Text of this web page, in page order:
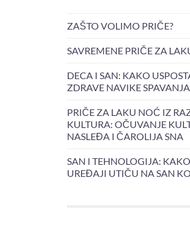
ZAŠTO VOLIMO PRIČE?
SAVREMENE PRIČE ZA
DECA I SAN: KAKO
ZDRAVE NAVIKE SPAVANJA
PRIČE ZA LAKU NOĆ IZ
KULTURA: OČUVANJE
NASLEĐA I ČAROLIJA SNA
SAN I TEHNOLOGIJA:
UREĐAJI UTIČU NA SAN